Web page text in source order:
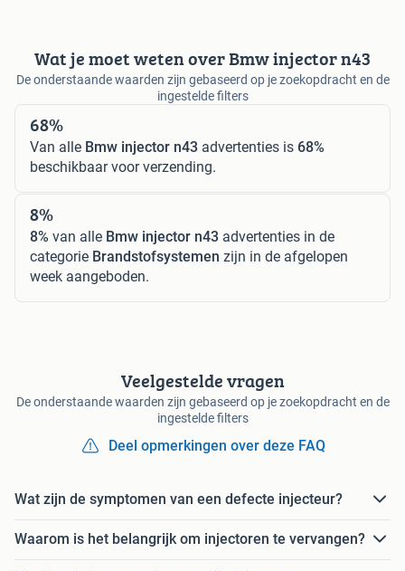
Wat je moet weten over Bmw injector n43
De onderstaande waarden zijn gebaseerd op je zoekopdracht en de
ingestelde filters
68%
Van alle Bmw injector n43 advertenties is 68%
beschikbaar voor verzending.
8%
8% van alle Bmw injector n43 advertenties in de
categorie Brandstofsystemen zijn in de afgelopen
week aangeboden.
Veelgestelde vragen
De onderstaande waarden zijn gebaseerd op je zoekopdracht en de
ingestelde filters
Deel opmerkingen over deze FAQ
Wat zijn de symptomen van een defecte injecteur?
Waarom is het belangrijk om injectoren te vervangen?